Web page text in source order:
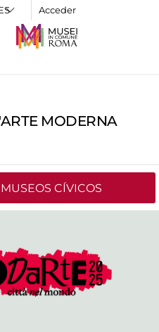
Acceder
MODERNA
CÍVICOS